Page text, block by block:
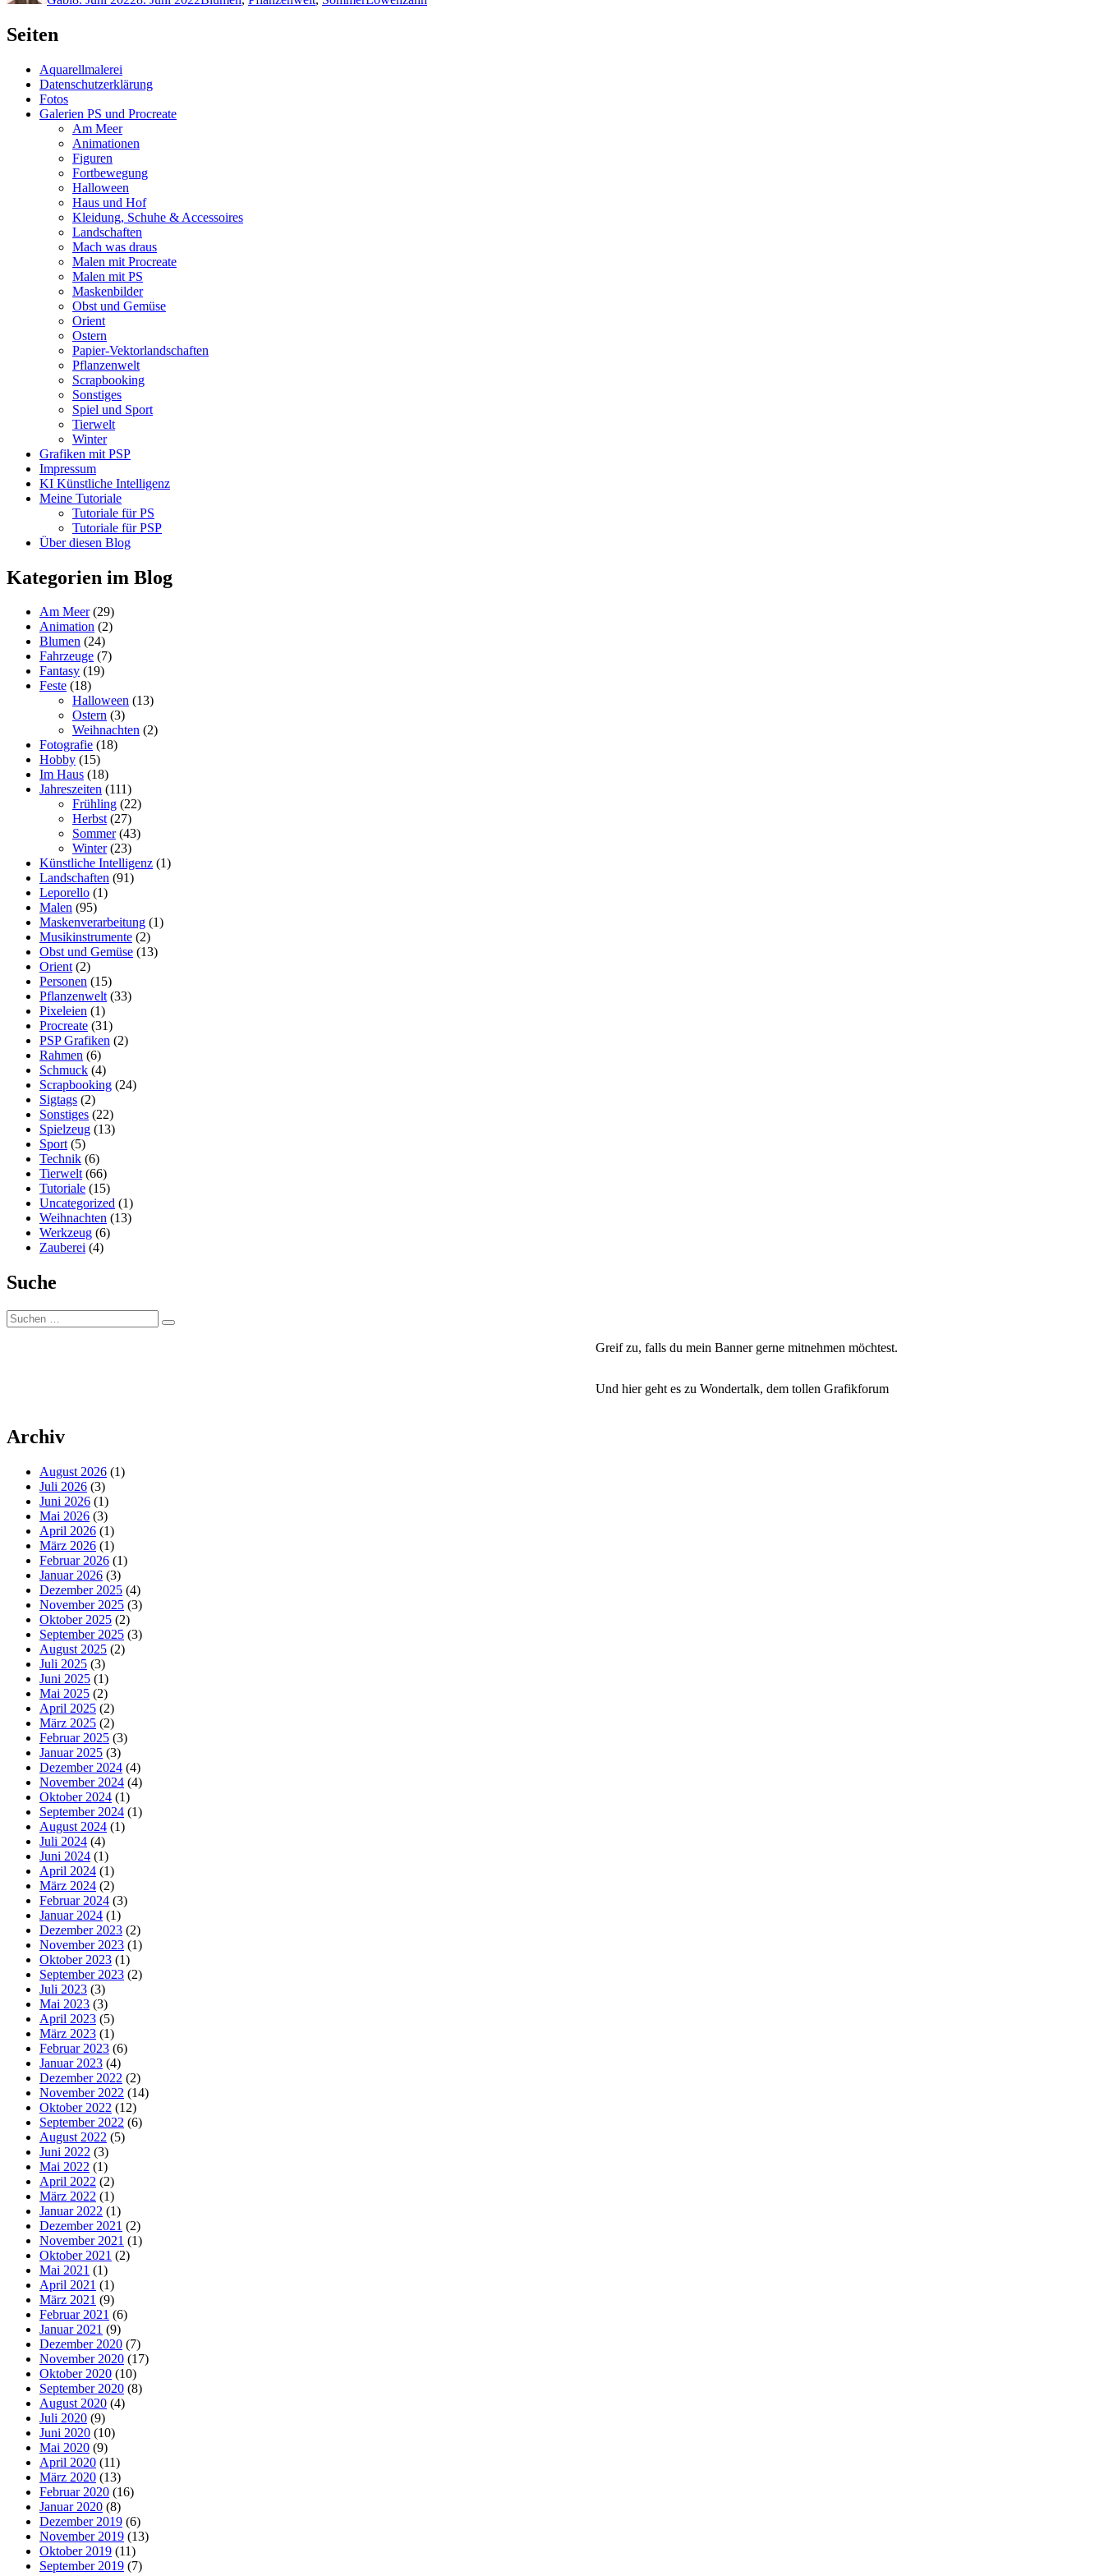
Seiten
Aquarellmalerei
Datenschutzerklärung
Fotos
Galerien PS und Procreate
Am Meer
Animationen
Figuren
Fortbewegung
Halloween
Haus und Hof
Kleidung, Schuhe & Accessoires
Landschaften
Mach was draus
Malen mit Procreate
Malen mit PS
Maskenbilder
Obst und Gemüse
Orient
Ostern
Papier-Vektorlandschaften
Pflanzenwelt
Scrapbooking
Sonstiges
Spiel und Sport
Tierwelt
Winter
Grafiken mit PSP
Impressum
KI Künstliche Intelligenz
Meine Tutoriale
Tutoriale für PS
Tutoriale für PSP
Über diesen Blog
Kategorien im Blog
Am Meer(29)
Animation (2)
Blumen (24)
Fahrzeuge (7)
Fantasy (19)
Feste (18)
Halloween (13)
Ostern (3)
Weihnachten (2)
Fotografie (18)
Hobby (15)
Im Haus (18)
Jahreszeiten (111)
Frühling (22)
Herbst(27)
Sommer(43)
Winter(23)
Künstliche Intelligenz (1)
Landschaften (91)
Leporello (1)
Malen (95)
Maskenverarbeitung (1)
Musikinstrumente (2)
Obst und Gemüse (13)
Orient(2)
Personen (15)
Pflanzenwelt(33)
Pixeleien (1)
Procreate (31)
PSP Grafiken (2)
Rahmen (6)
Schmuck (4)
Scrapbooking (24)
Sigtags (2)
Sonstiges (22)
Spielzeug (13)
Sport(5)
Technik (6)
Tierwelt(66)
Tutoriale (15)
Uncategorized (1)
Weihnachten (13)
Werkzeug (6)
Zauberei (4)
Suche
Suchen
nach:
Suchen
Greif zu, falls du mein Banner gerne mitnehmen möchtest.
Und hier geht es zu Wondertalk, dem tollen Grafikforum
Archiv
August 2026 (1)
Juli 2026 (3)
Juni 2026 (1)
Mai 2026 (3)
April 2026 (1)
März 2026 (1)
Februar 2026 (1)
Januar 2026 (3)
Dezember 2025 (4)
November 2025 (3)
Oktober 2025 (2)
September 2025 (3)
August 2025 (2)
Juli 2025 (3)
Juni 2025 (1)
Mai 2025 (2)
April 2025 (2)
März 2025 (2)
Februar 2025 (3)
Januar 2025 (3)
Dezember 2024 (4)
November 2024 (4)
Oktober 2024 (1)
September 2024 (1)
August 2024 (1)
Juli 2024 (4)
Juni 2024 (1)
April 2024 (1)
März 2024 (2)
Februar 2024 (3)
Januar 2024 (1)
Dezember 2023 (2)
November 2023 (1)
Oktober 2023 (1)
September 2023 (2)
Juli 2023 (3)
Mai 2023 (3)
April 2023 (5)
März 2023 (1)
Februar 2023 (6)
Januar 2023 (4)
Dezember 2022 (2)
November 2022 (14)
Oktober 2022 (12)
September 2022 (6)
August 2022 (5)
Juni 2022 (3)
Mai 2022 (1)
April 2022 (2)
März 2022 (1)
Januar 2022 (1)
Dezember 2021 (2)
November 2021 (1)
Oktober 2021 (2)
Mai 2021 (1)
April 2021 (1)
März 2021 (9)
Februar 2021 (6)
Januar 2021 (9)
Dezember 2020 (7)
November 2020 (17)
Oktober 2020 (10)
September 2020 (8)
August 2020 (4)
Juli 2020 (9)
Juni 2020 (10)
Mai 2020 (9)
April 2020 (11)
März 2020 (13)
Februar 2020 (16)
Januar 2020 (8)
Dezember 2019 (6)
November 2019 (13)
Oktober 2019 (11)
September 2019 (7)